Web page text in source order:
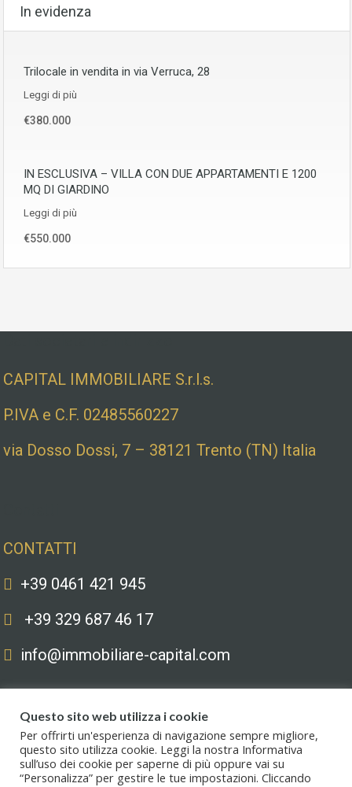
In evidenza
Trilocale in vendita in via Verruca, 28
Leggi di più
€380.000
IN ESCLUSIVA – VILLA CON DUE APPARTAMENTI E 1200
MQ DI GIARDINO
Leggi di più
€550.000
CAPITAL IMMOBILIARE S.r.l.s.
P.IVA e C.F. 02485560227
via Dosso Dossi, 7 – 38121 Trento (TN) Italia
CONTATTI
+39 0461 421 945
+39 329 687 46 17
info@immobiliare-capital.com
Copyright © 2020. All Rights Reserved. Capital immobiliare S.r.l.s. | Le
immagini hanno valore puramente illustrativo. I prezzi e le informazioni
Questo sito web utilizza i cookie
Per offrirti un'esperienza di navigazione sempre migliore,
questo sito utilizza cookie. Leggi la nostra Informativa
sull’uso dei cookie per saperne di più oppure vai su
“Personalizza” per gestire le tue impostazioni. Cliccando